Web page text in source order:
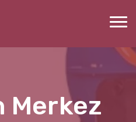
Merkez